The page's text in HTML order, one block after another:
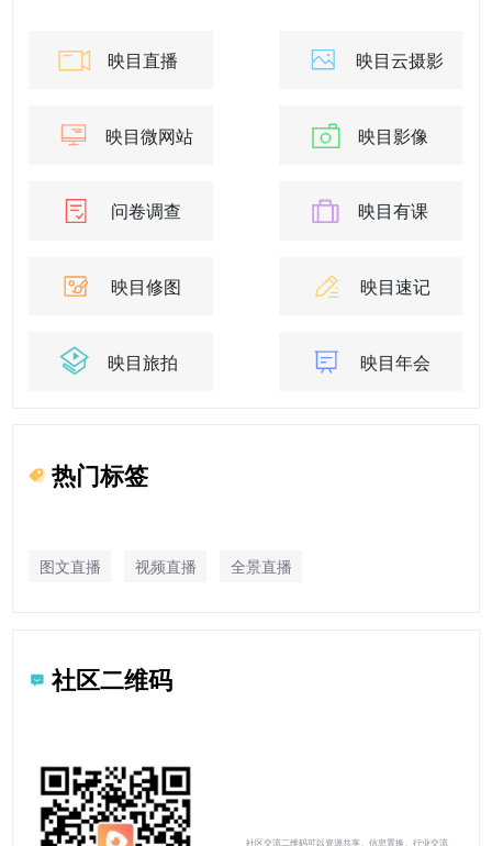
映目直播 映目云摄影
映目微网站 映目影像
问卷调查 映目有课
映目修图 映目速记
映目旅拍 映目年会
热门标签
图文直播 视频直播 全景直播
社区二维码
社区交流二维码可以资源共享、信息置换、行业交流